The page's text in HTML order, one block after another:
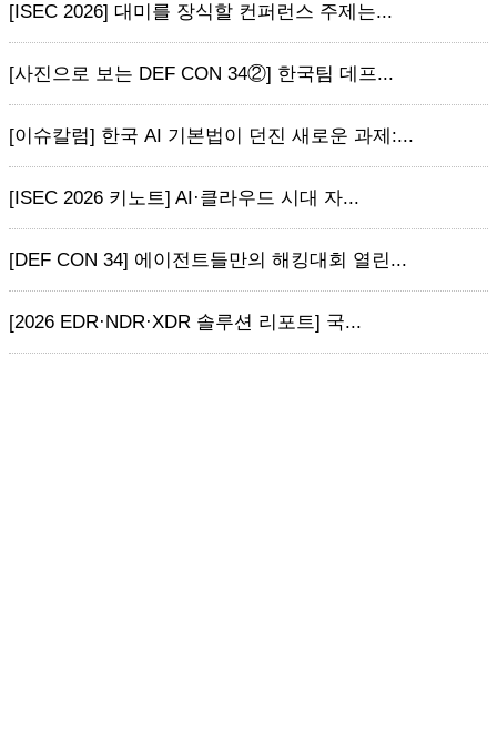
[ISEC 2026] 대미를 장식할 컨퍼런스 주제는...
[사진으로 보는 DEF CON 34②] 한국팀 데프...
[이슈칼럼] 한국 AI 기본법이 던진 새로운 과제:...
[ISEC 2026 키노트] AI·클라우드 시대 자...
[DEF CON 34] 에이전트들만의 해킹대회 열린...
[2026 EDR·NDR·XDR 솔루션 리포트] 국...